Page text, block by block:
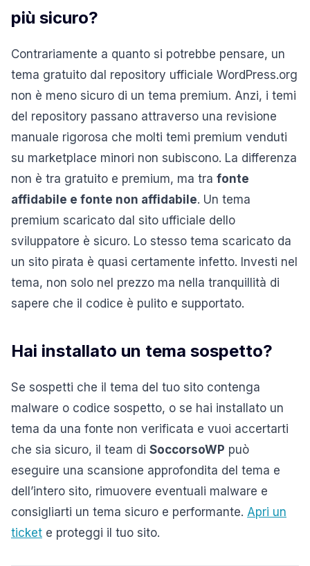
più sicuro?
Contrariamente a quanto si potrebbe pensare, un
tema gratuito dal repository ufficiale WordPress.org
non è meno sicuro di un tema premium. Anzi, i temi
del repository passano attraverso una revisione
manuale rigorosa che molti temi premium venduti
su marketplace minori non subiscono. La differenza
non è tra gratuito e premium, ma tra fonte
affidabile e fonte non affidabile. Un tema
premium scaricato dal sito ufficiale dello
sviluppatore è sicuro. Lo stesso tema scaricato da
un sito pirata è quasi certamente infetto. Investi nel
tema, non solo nel prezzo ma nella tranquillità di
sapere che il codice è pulito e supportato.
Hai installato un tema sospetto?
Se sospetti che il tema del tuo sito contenga
malware o codice sospetto, o se hai installato un
tema da una fonte non verificata e vuoi accertarti
che sia sicuro, il team di SoccorsoWP può
eseguire una scansione approfondita del tema e
dell’intero sito, rimuovere eventuali malware e
consigliarti un tema sicuro e performante. Apri un
ticket e proteggi il tuo sito.